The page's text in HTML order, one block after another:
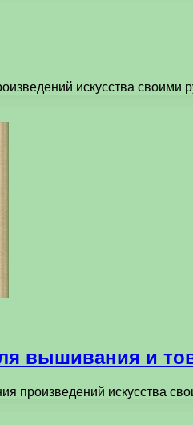
искусства
вышивания и
произведений искусства